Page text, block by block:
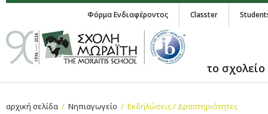
Φόρμα Ενδιαφέροντος Classter
το σχολείο
αρχική σελίδα Νηπιαγωγείο Εκδηλώσεις / Δραστηριότητες